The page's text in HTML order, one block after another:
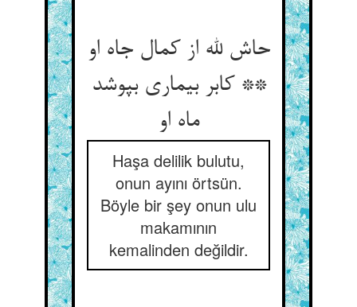
حاش لله از کمال جاه او
** کابر بیماری بپوشد
ماه او
Haşa delilik bulutu,
onun ayını örtsün.
Böyle bir şey onun ulu
makamının
kemalinden değildir.